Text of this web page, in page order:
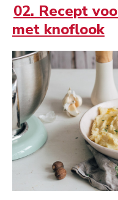
02. Recept
met knoflook